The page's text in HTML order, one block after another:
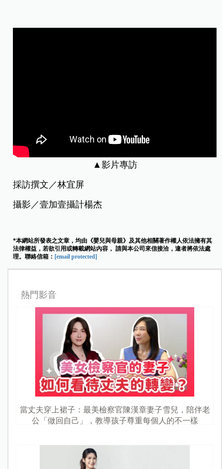
▲影片專訪
採訪撰文／林宜屏
攝影／壹加壹攝計楊杰
*本網站所發表之文章，均由《嬰兒與母親》及其他相關著作權人依法擁有其
法律權益，若欲引用或轉載網站內容， 請與本公司來信接洽，違者將依法處
理。聯絡信箱： [email protected]
熱門影音
當丈夫穿上裙子：最美檢察官陳漢章妻子雪兒，陪伴老
公「做回自己」，教導孩子尊重每個人的不一樣